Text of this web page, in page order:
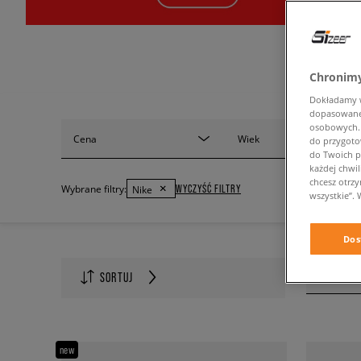
SORTUJ
Cena Wiek
Wybrane filtry: Nike WYCZYŚĆ FILTRY
new
do
do Twoich
każdej
chcesz
wszystkie”.